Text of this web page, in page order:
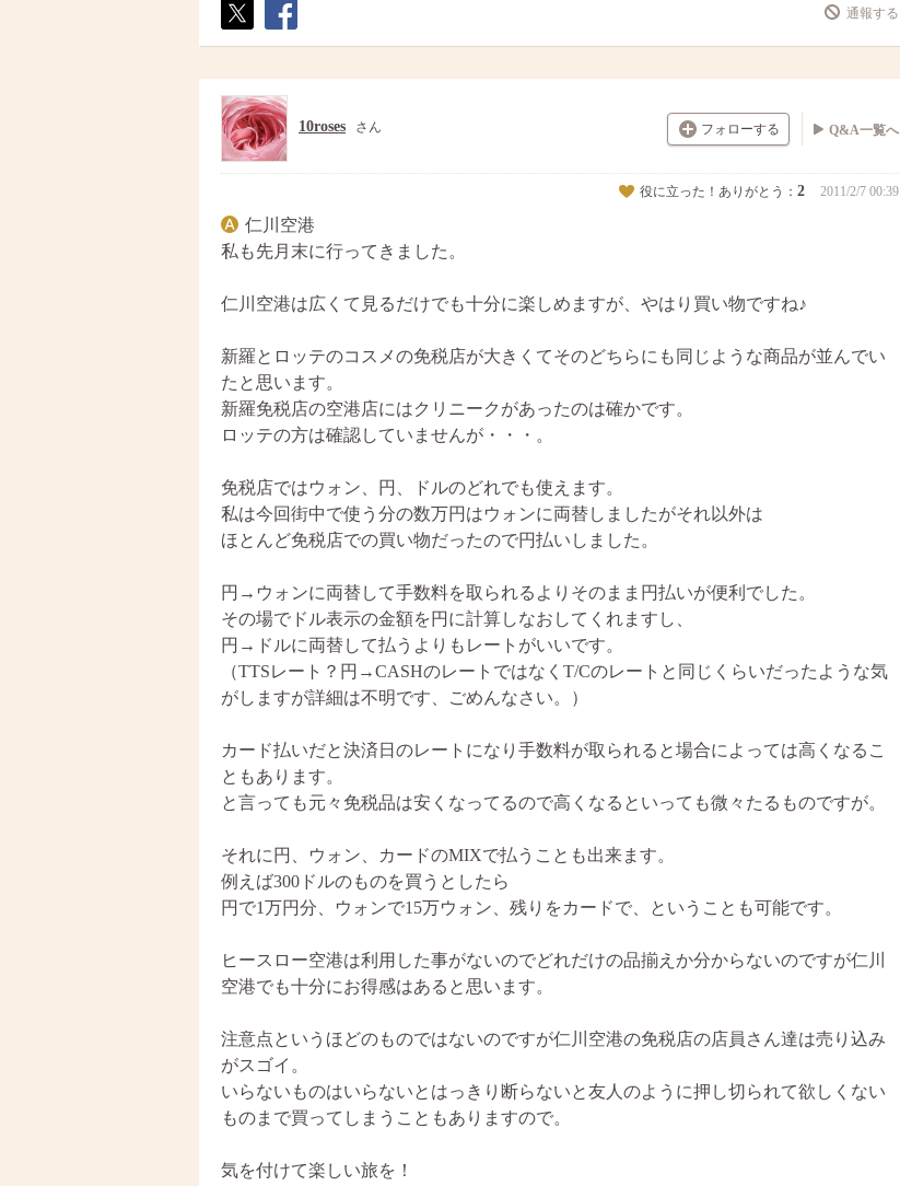
ト
ア
通報する
フォローする
10roses さん Q&A一覧へ
役に立った！ありがとう： 2 2011/2/7 00:39
仁川空港
私も先月末に行ってきました。
仁川空港は広くて見るだけでも十分に楽しめますが、やはり買い物ですね♪
新羅とロッテのコスメの免税店が大きくてそのどちらにも同じような商品が並んでい
たと思います。
新羅免税店の空港店にはクリニークがあったのは確かです。
ロッテの方は確認していませんが・・・。
免税店ではウォン、円、ドルのどれでも使えます。
私は今回街中で使う分の数万円はウォンに両替しましたがそれ以外は
ほとんど免税店での買い物だったので円払いしました。
円→ウォンに両替して手数料を取られるよりそのまま円払いが便利でした。
その場でドル表示の金額を円に計算しなおしてくれますし、
円→ドルに両替して払うよりもレートがいいです。
（TTSレート？円→CASHのレートではなくT/Cのレートと同じくらいだったような気
がしますが詳細は不明です、ごめんなさい。）
カード払いだと決済日のレートになり手数料が取られると場合によっては高くなるこ
ともあります。
と言っても元々免税品は安くなってるので高くなるといっても微々たるものですが。
それに円、ウォン、カードのMIXで払うことも出来ます。
例えば300ドルのものを買うとしたら
円で1万円分、ウォンで15万ウォン、残りをカードで、ということも可能です。
ヒースロー空港は利用した事がないのでどれだけの品揃えか分からないのですが仁川
空港でも十分にお得感はあると思います。
注意点というほどのものではないのですが仁川空港の免税店の店員さん達は売り込み
がスゴイ。
いらないものはいらないとはっきり断らないと友人のように押し切られて欲しくない
ものまで買ってしまうこともありますので。
気を付けて楽しい旅を！